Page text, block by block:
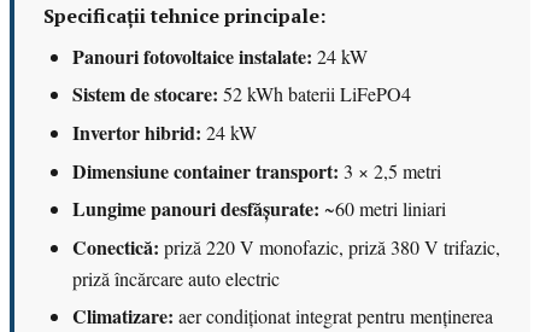
Specificații tehnice principale:
Panouri fotovoltaice instalate: 24 kW
Sistem de stocare: 52 kWh baterii LiFePO4
Invertor hibrid: 24 kW
Dimensiune container transport: 3 × 2,5 metri
Lungime panouri desfășurate: ~60 metri liniari
Conectică: priză 220 V monofazic, priză 380 V trifazic,
priză încărcare auto electric
Climatizare: aer condiționat integrat pentru menținerea